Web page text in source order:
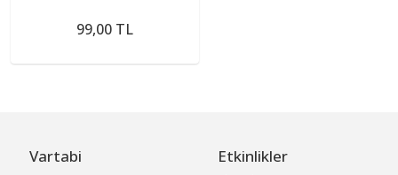
Plastik
99,00 TL
Vartabi Etkinlikler